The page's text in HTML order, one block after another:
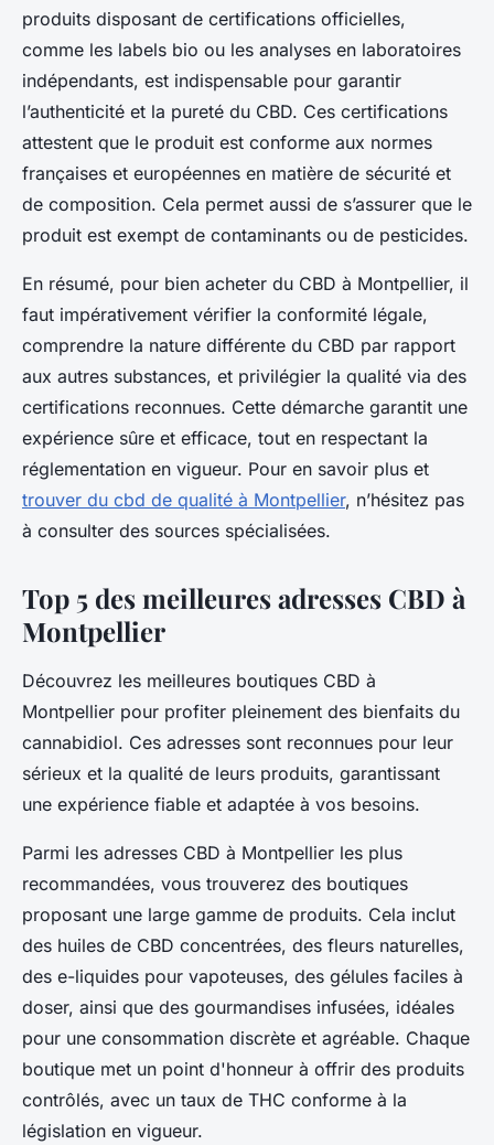
produits disposant de certifications officielles,
comme les labels bio ou les analyses en laboratoires
indépendants, est indispensable pour garantir
l’authenticité et la pureté du CBD. Ces certifications
attestent que le produit est conforme aux normes
françaises et européennes en matière de sécurité et
de composition. Cela permet aussi de s’assurer que le
produit est exempt de contaminants ou de pesticides.
En résumé, pour bien acheter du CBD à Montpellier, il
faut impérativement vérifier la conformité légale,
comprendre la nature différente du CBD par rapport
aux autres substances, et privilégier la qualité via des
certifications reconnues. Cette démarche garantit une
expérience sûre et efficace, tout en respectant la
réglementation en vigueur. Pour en savoir plus et
trouver du cbd de qualité à Montpellier, n’hésitez pas
à consulter des sources spécialisées.
Top 5 des meilleures adresses CBD à
Montpellier
Découvrez les meilleures boutiques CBD à
Montpellier pour profiter pleinement des bienfaits du
cannabidiol. Ces adresses sont reconnues pour leur
sérieux et la qualité de leurs produits, garantissant
une expérience fiable et adaptée à vos besoins.
Parmi les adresses CBD à Montpellier les plus
recommandées, vous trouverez des boutiques
proposant une large gamme de produits. Cela inclut
des huiles de CBD concentrées, des fleurs naturelles,
des e-liquides pour vapoteuses, des gélules faciles à
doser, ainsi que des gourmandises infusées, idéales
pour une consommation discrète et agréable. Chaque
boutique met un point d'honneur à offrir des produits
contrôlés, avec un taux de THC conforme à la
législation en vigueur.